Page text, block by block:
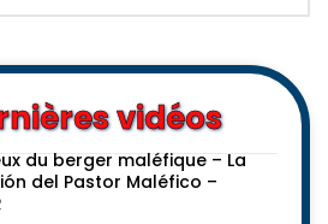
vidéos
du berger maléfique – La
del Pastor Maléfico –